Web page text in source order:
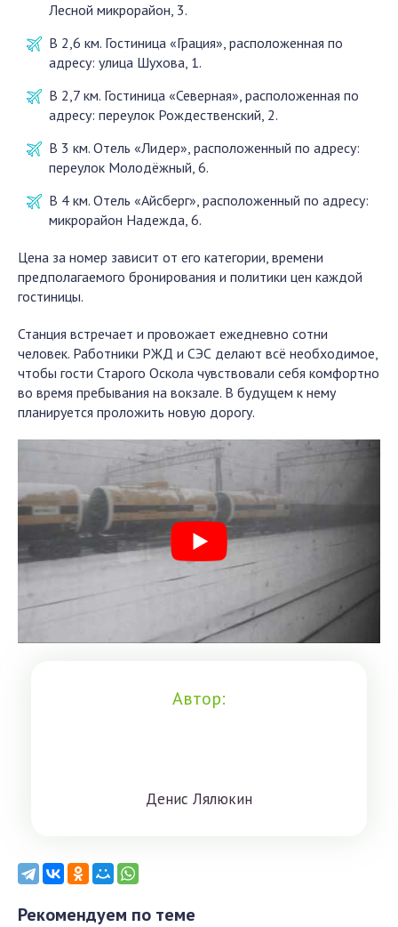
Лесной микрорайон, 3.
В 2,6 км. Гостиница «Грация», расположенная по
адресу: улица Шухова, 1.
В 2,7 км. Гостиница «Северная», расположенная по
адресу: переулок Рождественский, 2.
В 3 км. Отель «Лидер», расположенный по адресу:
переулок Молодёжный, 6.
В 4 км. Отель «Айсберг», расположенный по адресу:
микрорайон Надежда, 6.
Цена за номер зависит от его категории, времени
предполагаемого бронирования и политики цен каждой
гостиницы.
Станция встречает и провожает ежедневно сотни
человек. Работники РЖД и СЭС делают всё необходимое,
чтобы гости Старого Оскола чувствовали себя комфортно
во время пребывания на вокзале. В будущем к нему
планируется проложить новую дорогу.
Автор:
Дeниc Лялюкин
Рекомендуем по теме